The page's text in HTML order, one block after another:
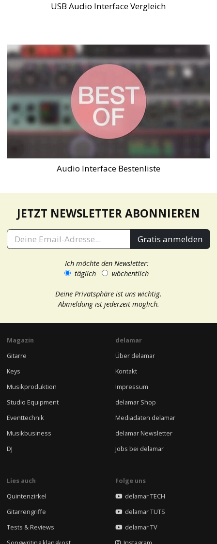
USB Audio Interface Vergleich
Audio Interface Bestenliste
JETZT NEWSLETTER ABONNIEREN
Gratis anmelden
Ich möchte den Newsletter:
täglich
wöchentlich
Deine Privatsphäre ist uns wichtig.
Abmeldung ist jederzeit möglich.
Magazin
Gitarre
Keys
Musikproduktion
Studio Equipment
Eventtechnik
Musikbusiness
DJ
delamar
Über delamar
Kontakt
Impressum
delamar Shop
Mediadaten delamar
delamar Newsletter
Jobs bei delamar
Lies auch
Quintenzirkel
Gitarrengriffe
Tests & Reviews
Folge uns
delamar TECH
delamar TUTS
delamar TV